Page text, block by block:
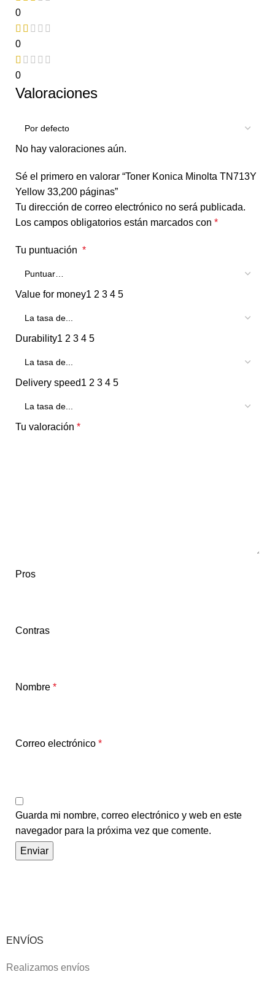
0
0
0
Valoraciones
No hay valoraciones aún.
Sé el primero en valorar “Toner Konica Minolta TN713Y
Yellow 33,200 páginas”
Tu dirección de correo electrónico no será publicada.
Los campos obligatorios están marcados con *
Tu puntuación *
Value for money1 2 3 4 5
Durability1 2 3 4 5
Delivery speed1 2 3 4 5
Tu valoración *
Pros
Contras
Nombre *
Correo electrónico *
Guarda mi nombre, correo electrónico y web en este
navegador para la próxima vez que comente.
ENVÍOS
Realizamos envíos